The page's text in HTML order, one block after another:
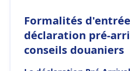
Formalités
déclaration pré-
conseils douaniers